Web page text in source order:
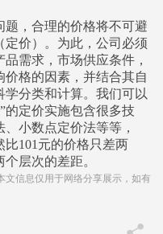
，合理的价格将不可避
定价）。为此，公司必须
需求，市场供应条件，
格的因素，并结合其自
分类和计算。我们可以
的定价实施包含很多技
小数点定价法等等，
比101元的价格只差两
层次的差距。
文信息仅用于网络分享展示，如有